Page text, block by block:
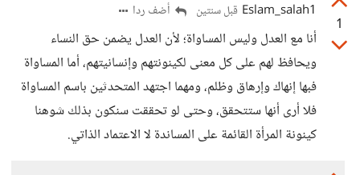
1
Eslam_salah1 قبل سنتين أضف ردا
أنا مع العدل وليس المساواة؛ لأن العدل يضمن حق النساء
ويحافظ لهم على كل معنى لكينونتهم وإنسانيتهم، أما المساواة
فبها إنهاك وإرهاق وظلم، ومهما اجتهد المتحدثين باسم المساواة
فلا أرى أنها ستتحقق، وحتى لو تحققت سنكون بذلك شوهنا
كينونة المرأة القائمة على المساندة لا الاعتماد الذاتي.